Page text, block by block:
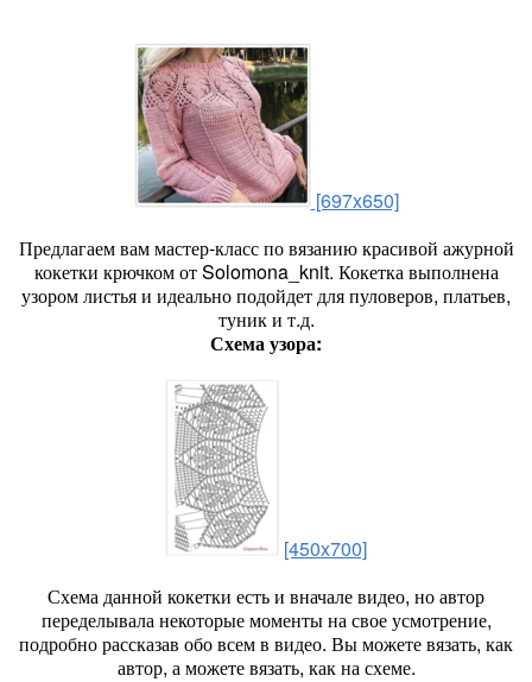
[697x650]
Предлагаем вам мастер-класс по вязанию красивой ажурной
кокетки крючком от Solomona_knit. Кокетка выполнена
узором листья и идеально подойдет для пуловеров, платьев,
туник и т.д.
Схема узора:
[450x700]
Схема данной кокетки есть и вначале видео, но автор
переделывала некоторые моменты на свое усмотрение,
подробно рассказав обо всем в видео. Вы можете вязать, как
автор, а можете вязать, как на схеме.